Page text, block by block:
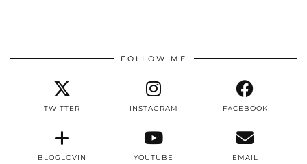
FOLLOW ME
TWITTER INSTAGRAM FACEBOOK
BLOGLOVIN YOUTUBE EMAIL